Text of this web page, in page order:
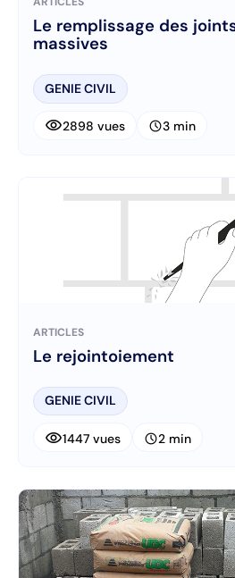
Le remplissage des
massives
GENIE CIVIL
visibility2898 vues schedule3 min
ARTICLES
Le rejointoiement
GENIE CIVIL
visibility1447 vues schedule2 min